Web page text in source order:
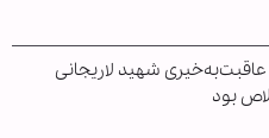
عاقبت‌به‌خیری شهید لاریجانی
بود